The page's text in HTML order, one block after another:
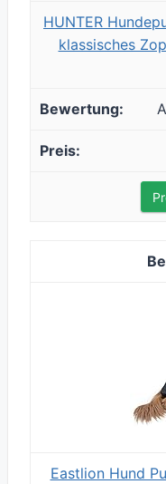
HUNTER
klassisches
Eastlion Hund